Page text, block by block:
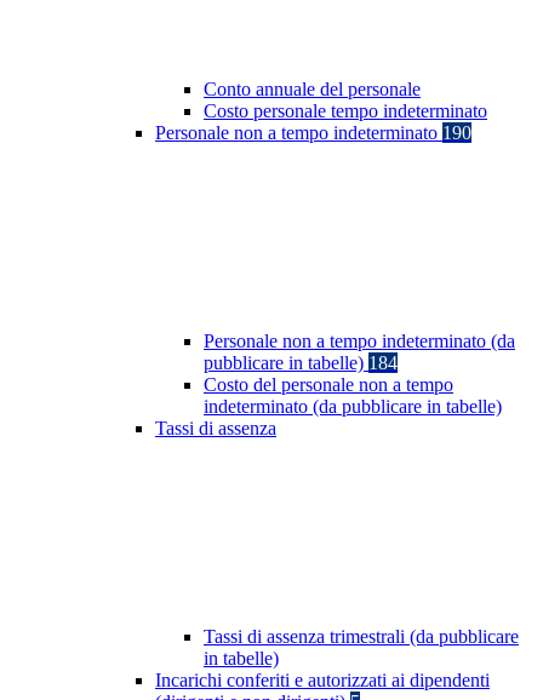
Conto annuale del personale
Costo personale tempo indeterminato
Personale non a tempo indeterminato 190
Personale non a tempo indeterminato (da
pubblicare in tabelle) 184
Costo del personale non a tempo
indeterminato (da pubblicare in tabelle)
Tassi di assenza
Tassi di assenza trimestrali (da pubblicare
in tabelle)
Incarichi conferiti e autorizzati ai dipendenti